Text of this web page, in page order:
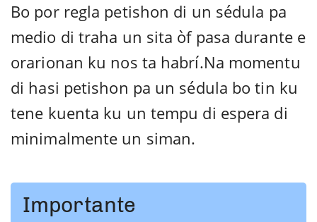
Bo por regla petishon di un sédula pa
medio di traha un sita òf pasa durante e
orarionan ku nos ta habrí.Na momentu
di hasi petishon pa un sédula bo tin ku
tene kuenta ku un tempu di espera di
minimalmente un siman.
Importante